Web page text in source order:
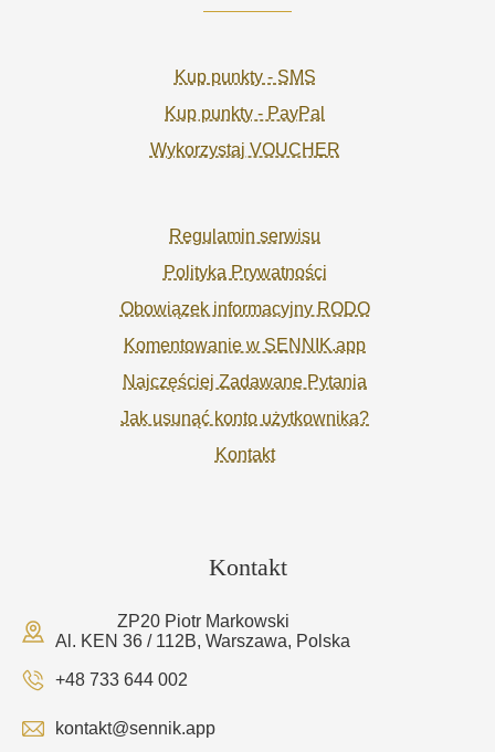
Kup punkty - SMS
Kup punkty - PayPal
Wykorzystaj VOUCHER
Regulamin serwisu
Polityka Prywatności
Obowiązek informacyjny RODO
Komentowanie w SENNIK.app
Najczęściej Zadawane Pytania
Jak usunąć konto użytkownika?
Kontakt
Kontakt
ZP20 Piotr Markowski
Al. KEN 36 / 112B, Warszawa, Polska
+48 733 644 002
kontakt@sennik.app